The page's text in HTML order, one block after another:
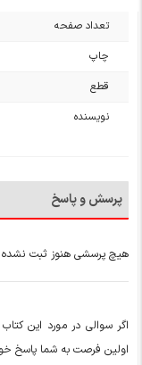
تعداد صفحه
چاپ
قطع
نویسنده
پرسش و پاسخ
هیچ پرسشی هنوز ثبت
اگر سوالی در مورد این
اولین فرصت به شما پاسخ